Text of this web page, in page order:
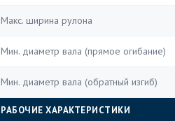
Макс. ширина рулона
Мин. диаметр вала (прямое огибание)
Мин. диаметр вала (обратный изгиб)
РАБОЧИЕ ХАРАКТЕРИСТИКИ